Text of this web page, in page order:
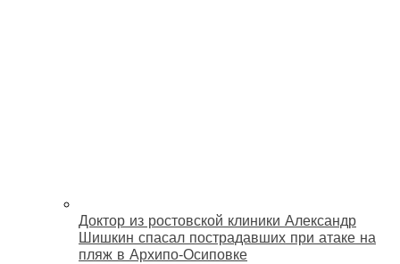
Доктор из ростовской клиники Александр
Шишкин спасал пострадавших при атаке на
пляж в Архипо‑Осиповке